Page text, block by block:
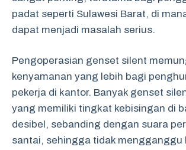
padat seperti Sulawesi Barat, di
dapat menjadi masalah serius.
Pengoperasian genset silent
kenyamanan yang lebih bagi
pekerja di kantor. Banyak genset
yang memiliki tingkat kebisingan di
desibel, sebanding dengan suara
santai, sehingga tidak mengganggu